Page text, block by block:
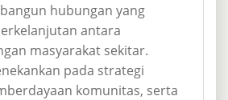
hubungan yang
antara
masyarakat sekitar.
pada strategi
komunitas, serta